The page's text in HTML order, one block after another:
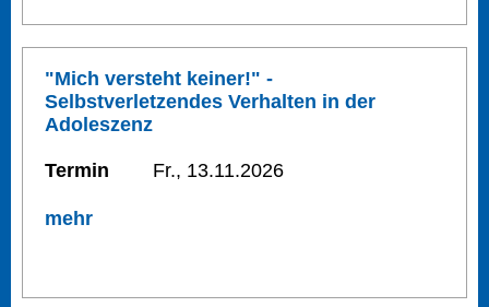
"Mich versteht keiner!" -
Selbstverletzendes Verhalten in der
Adoleszenz
Termin Fr., 13.11.2026
mehr